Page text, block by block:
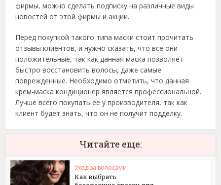
фирмы, можно сделать подписку на различные виды
новостей от этой фирмы и акции.
Перед покупкой такого типа маски стоит прочитать
отзывы клиентов, и нужно сказать, что все они
положительные, так как данная маска позволяет
быстро восстановить волосы, даже самые
поврежденные. Необходимо отметить, что данная
крем-маска кондиционер является профессиональной.
Лучше всего покупать ее у производителя, так как
клиент будет знать, что он не получит подделку.
Читайте еще:
Уход за волосами
Как выбрать